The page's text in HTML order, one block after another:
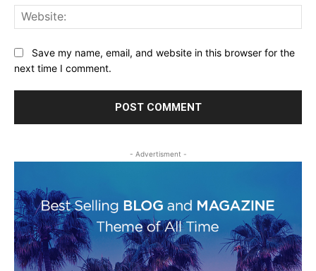
Save my name, email, and website in this browser for the
next time I comment.
- Advertisment -